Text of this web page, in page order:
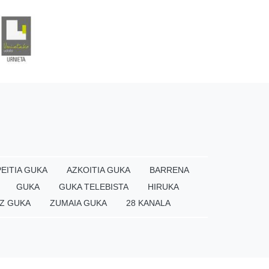
GUKA AZKOITIA GUKA
BARRENA
GUKA GUKA TELEBISTA
HIRUKA
GUKA ZUMAIA GUKA 28 KANALA